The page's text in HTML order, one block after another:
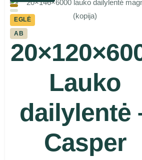
EGLĖ
AB
Lauko
dailylentė
Casper